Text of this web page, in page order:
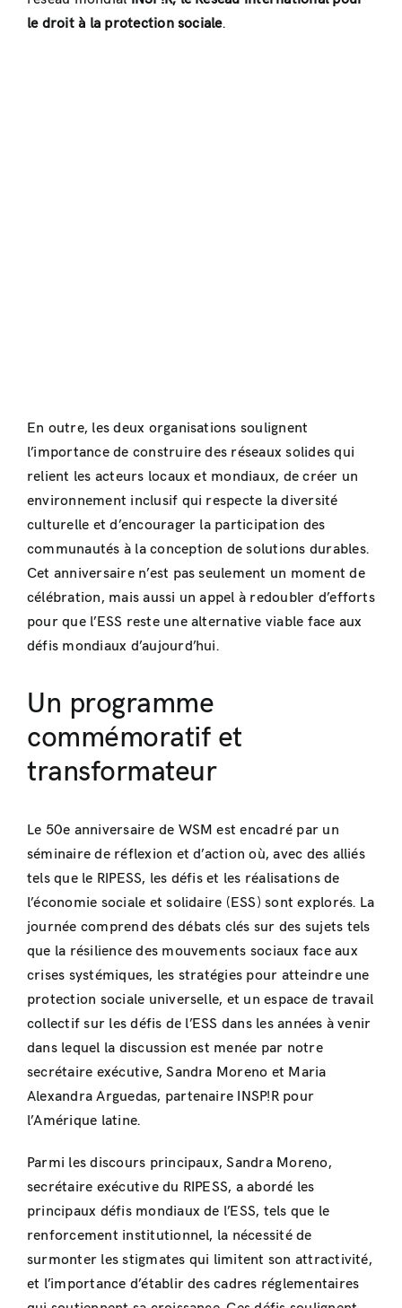
le droit à la protection sociale.
En outre, les deux organisations soulignent
l’importance de construire des réseaux solides qui
relient les acteurs locaux et mondiaux, de créer un
environnement inclusif qui respecte la diversité
culturelle et d’encourager la participation des
communautés à la conception de solutions durables.
Cet anniversaire n’est pas seulement un moment de
célébration, mais aussi un appel à redoubler d’efforts
pour que l’ESS reste une alternative viable face aux
défis mondiaux d’aujourd’hui.
Un programme
commémoratif et
transformateur
Le 50e anniversaire de WSM est encadré par un
séminaire de réflexion et d’action où, avec des alliés
tels que le RIPESS, les défis et les réalisations de
l’économie sociale et solidaire (ESS) sont explorés. La
journée comprend des débats clés sur des sujets tels
que la résilience des mouvements sociaux face aux
crises systémiques, les stratégies pour atteindre une
protection sociale universelle, et un espace de travail
collectif sur les défis de l’ESS dans les années à venir
dans lequel la discussion est menée par notre
secrétaire exécutive, Sandra Moreno et Maria
Alexandra Arguedas, partenaire INSP!R pour
l’Amérique latine.
Parmi les discours principaux, Sandra Moreno,
secrétaire exécutive du RIPESS, a abordé les
principaux défis mondiaux de l’ESS, tels que le
renforcement institutionnel, la nécessité de
surmonter les stigmates qui limitent son attractivité,
et l’importance d’établir des cadres réglementaires